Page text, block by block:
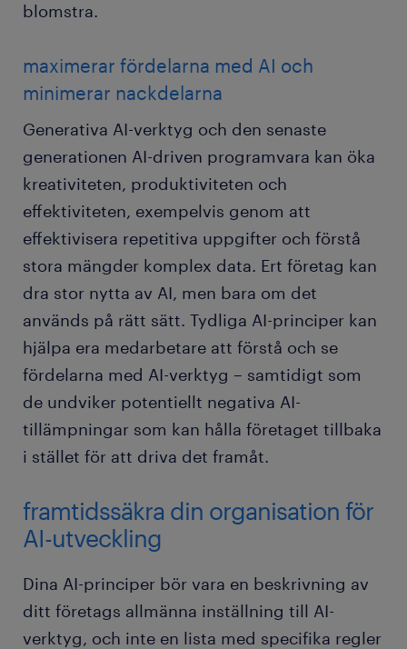
blomstra.
maximerar fördelarna med AI och
minimerar nackdelarna
Generativa AI-verktyg och den senaste
generationen AI-driven programvara kan öka
kreativiteten, produktiviteten och
effektiviteten, exempelvis genom att
effektivisera repetitiva uppgifter och förstå
stora mängder komplex data. Ert företag kan
dra stor nytta av AI, men bara om det
används på rätt sätt. Tydliga AI-principer kan
hjälpa era medarbetare att förstå och se
fördelarna med AI-verktyg – samtidigt som
de undviker potentiellt negativa AI-
tillämpningar som kan hålla företaget tillbaka
i stället för att driva det framåt.
framtidssäkra din organisation för
AI-utveckling
Dina AI-principer bör vara en beskrivning av
ditt företags allmänna inställning till AI-
verktyg, och inte en lista med specifika regler